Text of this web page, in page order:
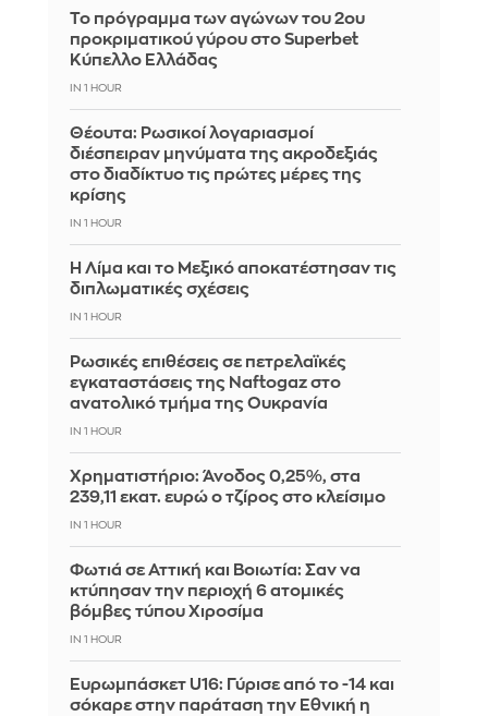
Το πρόγραμμα των αγώνων του 2ου
προκριματικού γύρου στο Superbet
Κύπελλο Ελλάδας
IN 1 HOUR
Θέουτα: Ρωσικοί λογαριασμοί
διέσπειραν μηνύματα της ακροδεξιάς
στο διαδίκτυο τις πρώτες μέρες της
κρίσης
IN 1 HOUR
Η Λίμα και το Μεξικό αποκατέστησαν τις
διπλωματικές σχέσεις
IN 1 HOUR
Ρωσικές επιθέσεις σε πετρελαϊκές
εγκαταστάσεις της Naftogaz στο
ανατολικό τμήμα της Ουκρανία
IN 1 HOUR
Χρηματιστήριο: Άνοδος 0,25%, στα
239,11 εκατ. ευρώ ο τζίρος στο κλείσιμο
IN 1 HOUR
Φωτιά σε Αττική και Βοιωτία: Σαν να
κτύπησαν την περιοχή 6 ατομικές
βόμβες τύπου Χιροσίμα
IN 1 HOUR
Ευρωμπάσκετ U16: Γύρισε από το -14 και
σόκαρε στην παράταση την Εθνική η